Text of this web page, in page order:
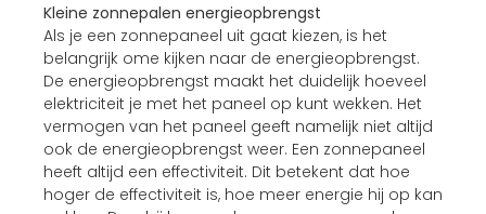
Kleine zonnepalen energieopbrengst
Als je een zonnepaneel uit gaat kiezen, is het
belangrijk ome kijken naar de energieopbrengst.
De energieopbrengst maakt het duidelijk hoeveel
elektriciteit je met het paneel op kunt wekken. Het
vermogen van het paneel geeft namelijk niet altijd
ook de energieopbrengst weer. Een zonnepaneel
heeft altijd een effectiviteit. Dit betekent dat hoe
hoger de effectiviteit is, hoe meer energie hij op kan